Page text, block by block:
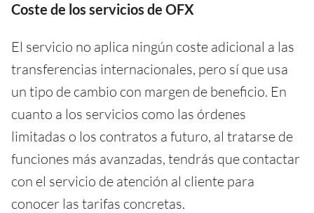
Coste de los servicios de OFX
El servicio no aplica ningún coste adicional a las
transferencias internacionales, pero sí que usa
un tipo de cambio con margen de beneficio. En
cuanto a los servicios como las órdenes
limitadas o los contratos a futuro, al tratarse de
funciones más avanzadas, tendrás que contactar
con el servicio de atención al cliente para
conocer las tarifas concretas.